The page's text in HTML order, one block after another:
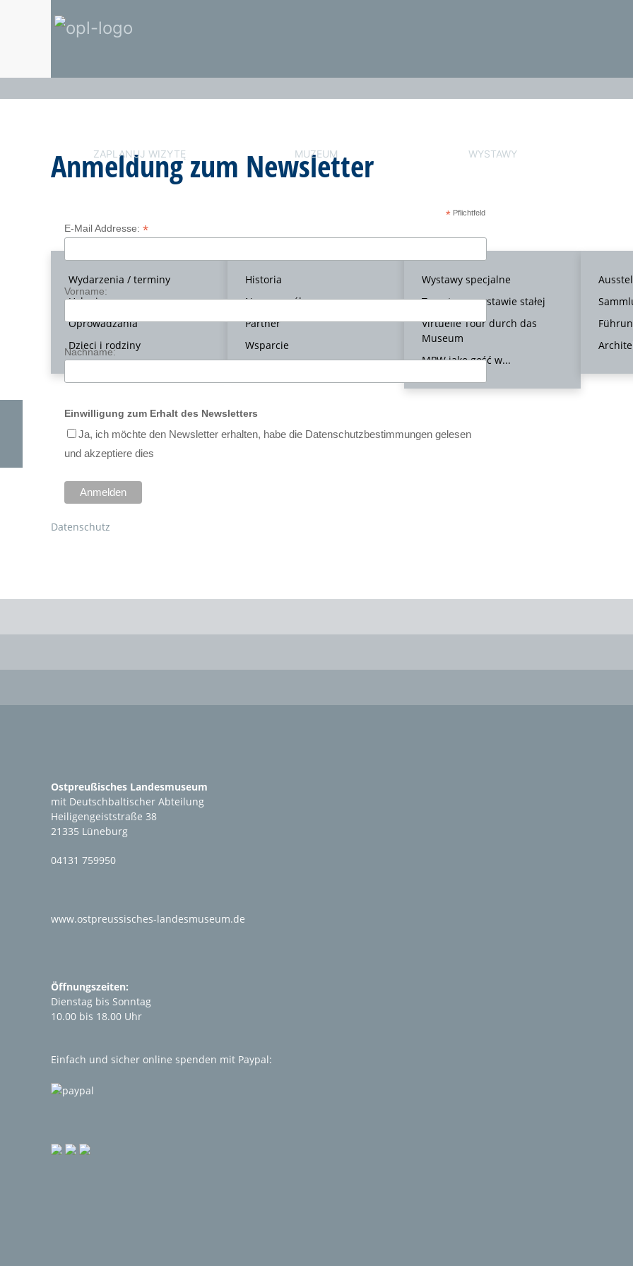
ZAPLANUJ WIZYTĘ
Wydarzenia / terminy
Usługi
Oprowadzania
Dzieci i rodziny
MUZEUM
Historia
Nasz zespół
Partner
Wsparcie
WYSTAWY
Wystawy specjalne
Tematy na wystawie stałej
Virtuelle Tour durch das
Museum
MPW jako gość w...
Anmeldung zum Newsletter
* Pflichtfeld
E-Mail Addresse:*
Vorname:
Nachname:
Einwilligung zum Erhalt des Newsletters
Ja, ich möchte den Newsletter erhalten, habe die Datenschutzbestimmungen gelesen
und akzeptiere dies
Datenschutz
Ostpreußisches Landesmuseum
mit Deutschbaltischer Abteilung
Heiligengeiststraße 38
21335 Lüneburg
04131 759950
www.ostpreussisches-landesmuseum.de
Öffnungszeiten:
Dienstag bis Sonntag
10.00 bis 18.00 Uhr
Einfach und sicher online spenden mit Paypal: